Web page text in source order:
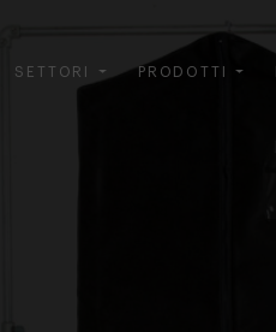
SETTORI PRODOTTI